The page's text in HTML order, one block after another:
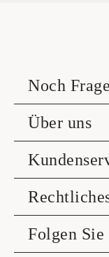
Noch
Über uns
Folgen Sie